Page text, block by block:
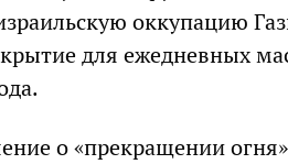
оккупацию
для ежедневных
о «прекращении